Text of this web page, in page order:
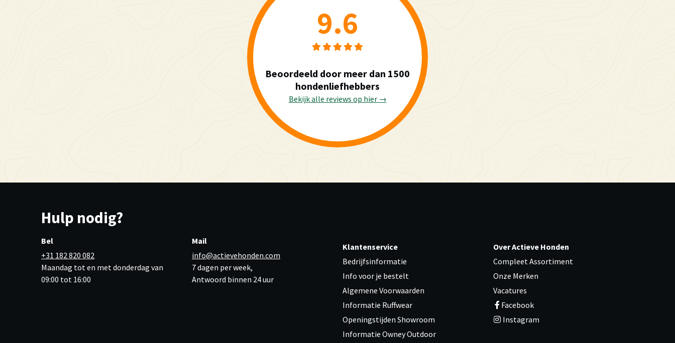
9.6
Beoordeeld door meer dan 1500
hondenliefhebbers
Bekijk alle reviews op hier →
Hulp nodig?
Bel
+31 182 820 082
Maandag tot en met donderdag van
09:00 tot 16:00
Mail
info@actievehonden.com
7 dagen per week,
Antwoord binnen 24 uur
Klantenservice
Bedrijfsinformatie
Info voor je bestelt
Algemene Voorwaarden
Informatie Ruffwear
Openingstijden Showroom
Informatie Owney Outdoor
Over Actieve Honden
Compleet Assortiment
Onze Merken
Vacatures
Facebook
Instagram